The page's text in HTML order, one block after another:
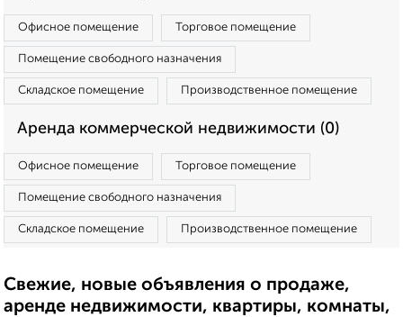
Офисное помещение Торговое помещение
Помещение свободного назначения
Складское помещение Производственное помещение
Аренда коммерческой недвижимости (0)
Офисное помещение Торговое помещение
Помещение свободного назначения
Складское помещение Производственное помещение
Свежие, новые объявления о продаже,
аренде недвижимости, квартиры, комнаты,